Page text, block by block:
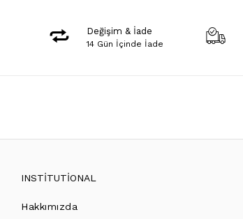
Değişim & İade
14 Gün İçinde İade
INSTİTUTİONAL
Hakkımızda